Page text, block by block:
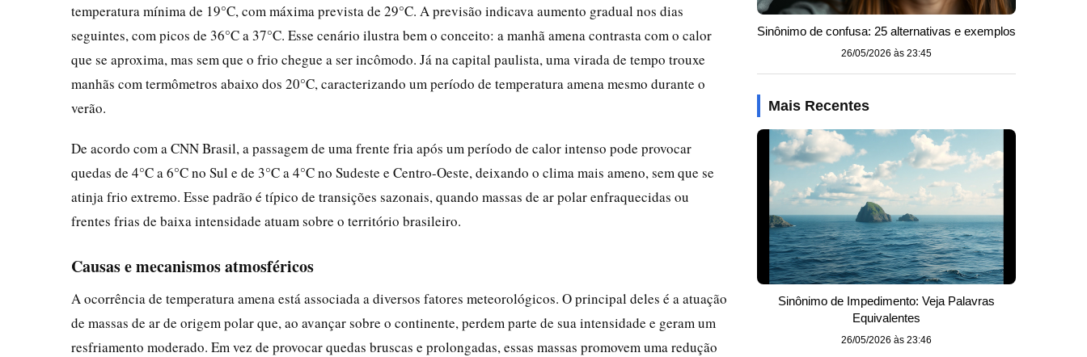
temperatura mínima de 19°C, com máxima prevista de 29°C. A previsão indicava aumento gradual nos dias
seguintes, com picos de 36°C a 37°C. Esse cenário ilustra bem o conceito: a manhã amena contrasta com o calor
que se aproxima, mas sem que o frio chegue a ser incômodo. Já na capital paulista, uma virada de tempo trouxe
manhãs com termômetros abaixo dos 20°C, caracterizando um período de temperatura amena mesmo durante o
verão.
De acordo com a CNN Brasil, a passagem de uma frente fria após um período de calor intenso pode provocar
quedas de 4°C a 6°C no Sul e de 3°C a 4°C no Sudeste e Centro-Oeste, deixando o clima mais ameno, sem que se
atinja frio extremo. Esse padrão é típico de transições sazonais, quando massas de ar polar enfraquecidas ou
frentes frias de baixa intensidade atuam sobre o território brasileiro.
Causas e mecanismos atmosféricos
A ocorrência de temperatura amena está associada a diversos fatores meteorológicos. O principal deles é a atuação
de massas de ar de origem polar que, ao avançar sobre o continente, perdem parte de sua intensidade e geram um
resfriamento moderado. Em vez de provocar quedas bruscas e prolongadas, essas massas promovem uma redução
Sinônimo de confusa: 25 alternativas e exemplos
26/05/2026 às 23:45
Mais Recentes
Sinônimo de Impedimento: Veja Palavras
Equivalentes
26/05/2026 às 23:46